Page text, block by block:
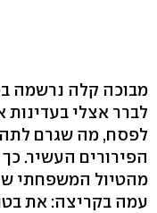
מבוכה קלה נרשמה
לברר אצלי
לפסח, מה שגרם
הפירורים העשיר.
מהטיול המשפחתי
עמה בקריצה: את